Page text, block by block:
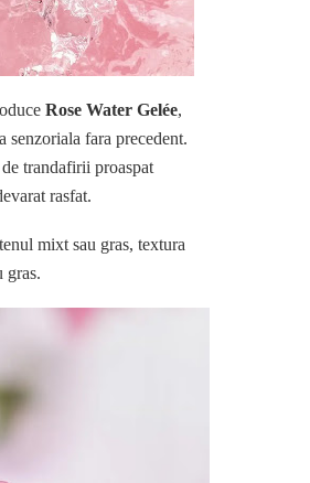
Rose Water Gelée,
senzoriala fara precedent.
trandafirii proaspat
rasfat.
mixt sau gras, textura
gras.